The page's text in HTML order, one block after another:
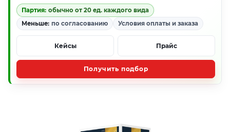
Партия: обычно от 20 ед. каждого вида
Меньше: по согласованию Условия оплаты и заказа
Кейсы Прайс
Получить подбор